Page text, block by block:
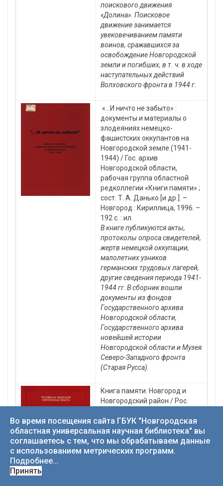
поискового движения
«Долина». Поисковое
движение занимается
увековечиванием памяти
воинов, сражавшихся за
освобождение Новгородской
земли и погибших, в т. ч. в ходе
наступательных действий
Волховского фронта в 1944 г.
«...И ничто не забыто» :
документы и материалы о
злодеяниях немецко-
фашистских оккупантов на
Новгородской земле (1941-
1944) / Гос. архив
Новгородской области,
рабочая группа областной
редколлегии «Книги памяти» ;
сост. Т. А. Данько [и др.]. –
Новгород : Кириллица, 1996. –
192 с. : ил.
В книге публикуются акты,
протоколы опроса свидетелей,
жертв немецкой оккупации,
малолетних узников
германских трудовых лагерей,
другие сведения периода 1941-
1944 гг. В сборник вошли
документы из фондов
Государственного архива
Новгородской области,
Государственного архива
новейшей истории
Новгородской области и Музея
Северо-Западного фронта
(Старая Русса).
Книга памяти. Новгород и
Новгородский район / Рос.
Л. В. Сергеев. – Новгород :
Кириллица, 1995. – 487 с.
В книге содержится
поименный список
Во время посещения сайта ГБУК "Новгородская
областная универсальная научная библиотека" вы
соглашаетесь с тем, что мы обрабатываем данные
с использованием метрических программ.
Подробнее...
Принять